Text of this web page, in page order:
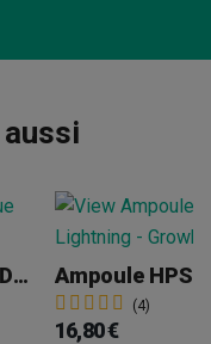
Ballast Électronique Lumatek Dimmable
(4)
16,80 €